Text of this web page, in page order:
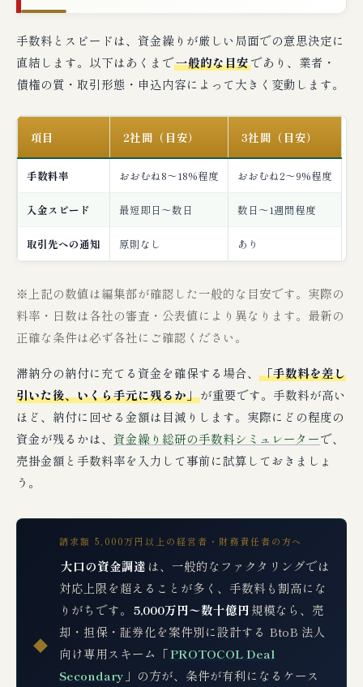
手数料とスピードは、資金繰りが厳しい局面での意思決定に
直結します。以下はあくまで一般的な目安であり、業者・
債権の質・取引形態・申込内容によって大きく変動します。
項目 2社間（目安） 3社間（目安）
手数料率 おおむね8〜18%程度 おおむね2〜9%程度
入金スピード 最短即日〜数日 数日〜1週間程度
取引先への通知 原則なし あり
※上記の数値は編集部が確認した一般的な目安です。実際の
料率・日数は各社の審査・公表値により異なります。最新の
正確な条件は必ず各社にご確認ください。
滞納分の納付に充てる資金を確保する場合、 「手数料を差し
引いた後、いくら手元に残るか」が重要です。手数料が高い
ほど、納付に回せる金額は目減りします。実際にどの程度の
資金が残るかは、 資金繰り総研の手数料シミュレーターで、
売掛金額と手数料率を入力して事前に試算しておきましょ
う。
◆
請求額 5,000万円以上の経営者・財務責任者の方へ
大口の資金調達 は、一般的なファクタリングでは
対応上限を超えることが多く、手数料も割高にな
りがちです。 5,000万円〜数十億円規模なら、売
却・担保・証券化を案件別に設計する BtoB 法人
向け専用スキーム「PROTOCOL Deal
Secondary 」の方が、条件が有利になるケース